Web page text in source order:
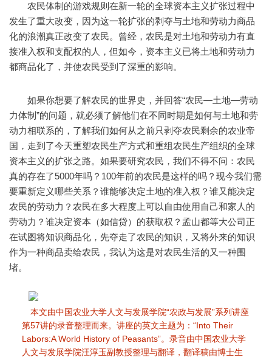
农民体制的游戏规则在新一轮的全球资本主义扩张过程中
发生了重大改变，因为这一轮扩张的剥夺与土地和劳动力商品
化的浪潮真正改变了农民。曾经，农民是对土地和劳动力有直
接准入权和支配权的人，但如今，资本主义已将土地和劳动力
都商品化了，并使农民受到了深重的影响。
如果你想要了解农民的世界史，并回答“农民—土地—劳动
力体制”的问题，就必须了解他们在不同时期是如何与土地和劳
动力相联系的，了解我们如何从之前只剥夺农民剩余的农业帝
国，走到了今天重塑农民生产方式和重组农民生产组织的全球
资本主义的扩张之路。如果要研究农民，我们不得不问：农民
真的存在了5000年吗？100年前的农民是这样的吗？现今我们需
要重新定义哪些关系？谁能够决定土地的准入权？谁又能决定
农民的劳动力？农民在多大程度上可以自由使用自己和家人的
劳动力？谁决定资本（如信贷）的获取权？孟山都等大公司正
在试图将知识商品化，先夺走了农民的知识，又将外来的知识
作为一种商品卖给农民，我认为这是对农民生活的又一种围
堵。
本文由中国农业大学人文与发展学院“农政与发展”系列讲座
第57讲的录音整理而来。讲座的英文主题为：“Into Their
Labors:A World History of Peasants”。录音由中国农业大学
人文与发展学院汪淳玉副教授整理与翻译，翻译稿由博士生